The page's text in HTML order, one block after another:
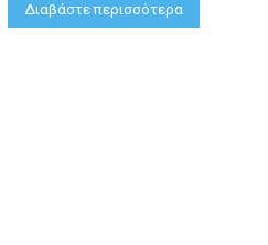
Διαβάστε περισσότερα